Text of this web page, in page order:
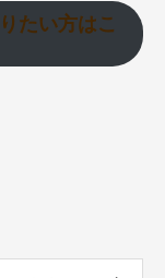
たい方はこ